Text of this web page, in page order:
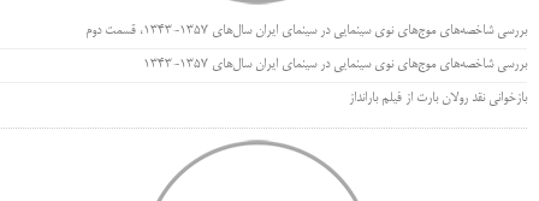
بررسی شاخصه‌های موج‌های نوی سینمایی در سینمای ایران سال‌های 1357-1343، قسمت دوم
بررسی شاخصه‌های موج‌های نوی سینمایی در سینمای ایران سال‌های 1357-1343
بازخوانی نقد رولان بارت از فیلم بارانداز